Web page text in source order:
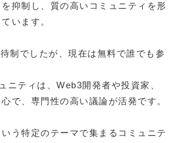
抑制し、質の高いコミュニティを形
います。
制でしたが、現在は無料で誰でも参
ニティは、Web3開発者や投資家、
で、専門性の高い議論が活発です。
いう特定のテーマで集まるコミュニテ